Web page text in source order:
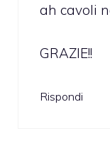
ah cavoli
GRAZIE!!
Rispondi